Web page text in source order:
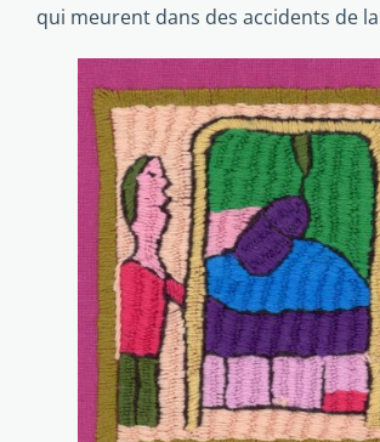
qui meurent dans des accidents de